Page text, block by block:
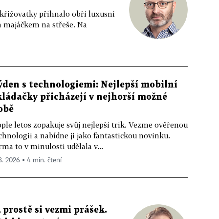
křižovatky přihnalo obří luxusní
na střeše. Na
s technologiemi: Nejlepší mobilní
přicházejí v nejhorší možné
letos zopakuje svůj nejlepší trik. Vezme ověřenou
a nabídne ji jako fantastickou novinku.
to v minulosti udělala v...
2026 ▪ 4 min. čtení
si vezmi prášek.